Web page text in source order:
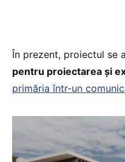
În prezent, proiectul se
pentru proiectarea și
primăria într-un